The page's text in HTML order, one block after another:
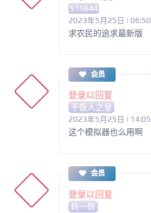
515844
2023年5月25日 | 06:50
求农民的追求最新版
会员
登录以回复
干饭人之皇
2023年5月25日 | 14:05
这个模拟器也么用啊
会员
登录以回复
转一转